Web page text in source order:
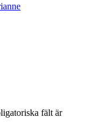
fält är